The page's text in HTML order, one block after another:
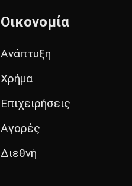
Οικονομία
Ανάπτυξη
Χρήμα
Επιχειρήσεις
Αγορές
Διεθνή